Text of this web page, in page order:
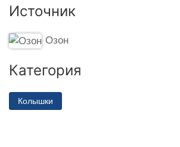
Источник
Озон
Категория
Колышки